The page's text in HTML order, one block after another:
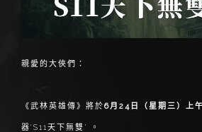
親愛的大俠們：
《武林英雄傳》將於6月24日（星期三）上
器‘S11天下無雙’ 。